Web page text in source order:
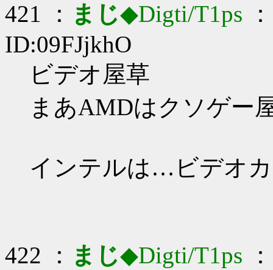
421 ： まじ◆Digti/T1ps
ID:09FJjkhO
ビデオ屋草
まあAMDはクソゲー
インテルは…ビデオ
422 ： まじ◆Digti/T1ps